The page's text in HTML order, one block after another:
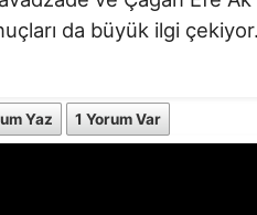
da büyük ilgi
Yaz 1 Yorum Var